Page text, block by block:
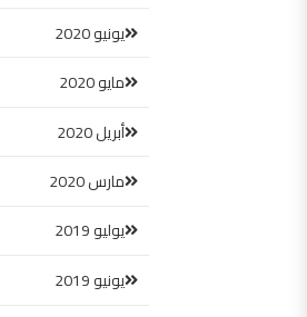
يونيو 2020
مايو 2020
أبريل 2020
مارس 2020
يوليو 2019
يونيو 2019